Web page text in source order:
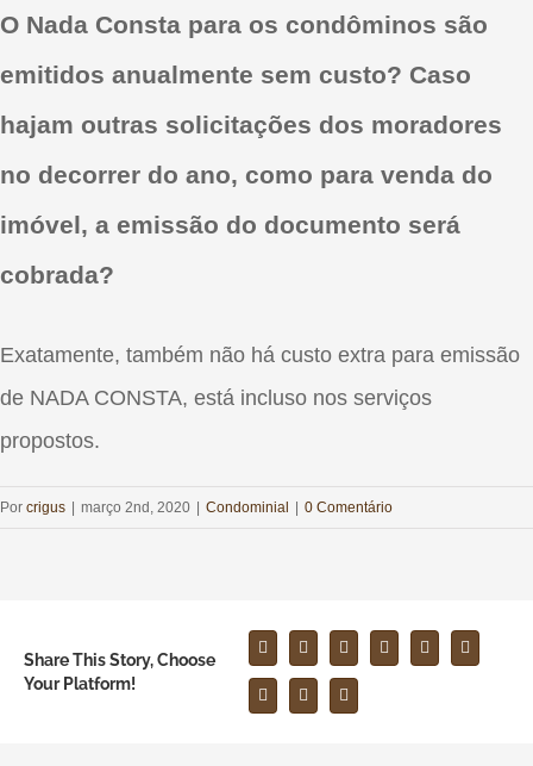
O Nada Consta para os condôminos são
emitidos anualmente sem custo? Caso
hajam outras solicitações dos moradores
no decorrer do ano, como para venda do
imóvel, a emissão do documento será
cobrada?
Exatamente, também não há custo extra para emissão
de NADA CONSTA, está incluso nos serviços
propostos.
Por crigus março 2nd, 2020 Condominial 0 Comentário
Share This Story, Choose
Your Platform!